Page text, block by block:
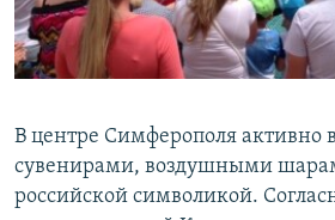
В центре Симферополя активно
сувенирами, воздушными
российской символикой.